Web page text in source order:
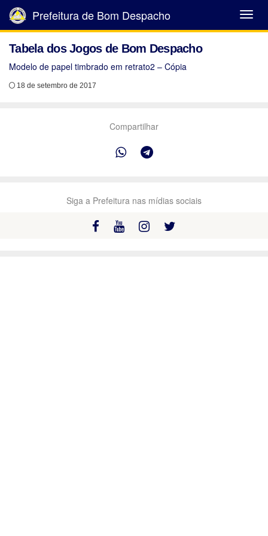
Abrir
Menu
Prefeitura de Bom Despacho
Tabela dos Jogos de Bom Despacho
Modelo de papel timbrado em retrato2 – Cópia
18 de setembro de 2017
Compartilhar
Siga a Prefeitura nas mídias sociais